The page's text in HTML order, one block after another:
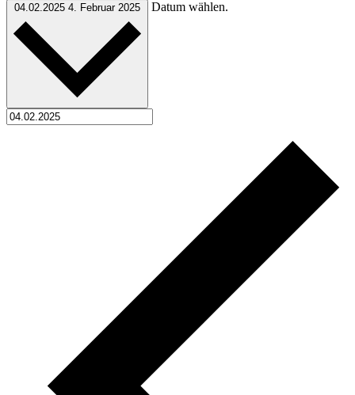
04.02.2025 4. Februar 2025 Datum wählen.